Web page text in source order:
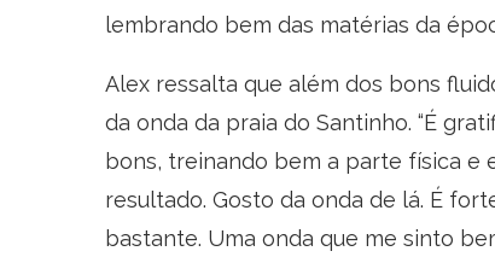
lembrando bem das matérias da
Alex ressalta que além dos bons
da onda da praia do Santinho. “É
bons, treinando bem a parte física e
resultado. Gosto da onda de lá. É
bastante. Uma onda que me sinto